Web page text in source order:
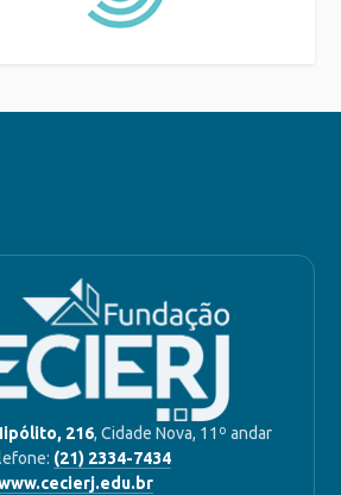
216, Cidade Nova, 11º andar
(21) 2334-7434